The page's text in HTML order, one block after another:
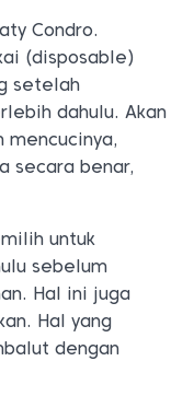
Condro.
(disposable)
setelah
dahulu. Akan
secara benar,
untuk
sebelum
Hal ini juga
Hal yang
dengan